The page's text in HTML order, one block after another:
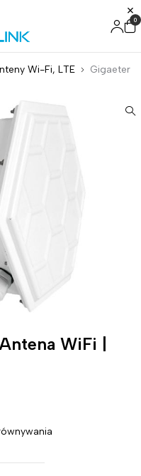
0
Wi-Fi, LTE
Gigaeter
WiFi |